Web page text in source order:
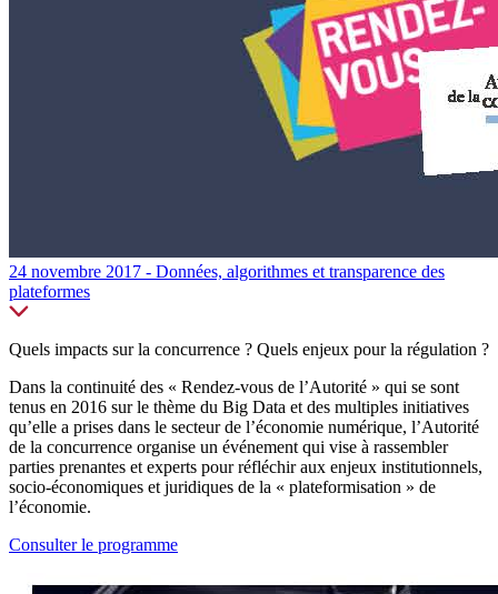
24 novembre 2017 - Données, algorithmes et transparence des
plateformes
Quels impacts sur la concurrence ? Quels enjeux pour la régulation ?
Dans la continuité des « Rendez-vous de l’Autorité » qui se sont
tenus en 2016 sur le thème du Big Data et des multiples initiatives
qu’elle a prises dans le secteur de l’économie numérique, l’Autorité
de la concurrence organise un événement qui vise à rassembler
parties prenantes et experts pour réfléchir aux enjeux institutionnels,
socio-économiques et juridiques de la « plateformisation » de
l’économie.
Consulter le programme